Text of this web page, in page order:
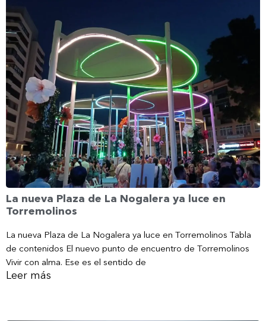
La nueva Plaza de La Nogalera ya luce en
Torremolinos
La nueva Plaza de La Nogalera ya luce en Torremolinos Tabla
de contenidos El nuevo punto de encuentro de Torremolinos
Vivir con alma. Ese es el sentido de
Leer más